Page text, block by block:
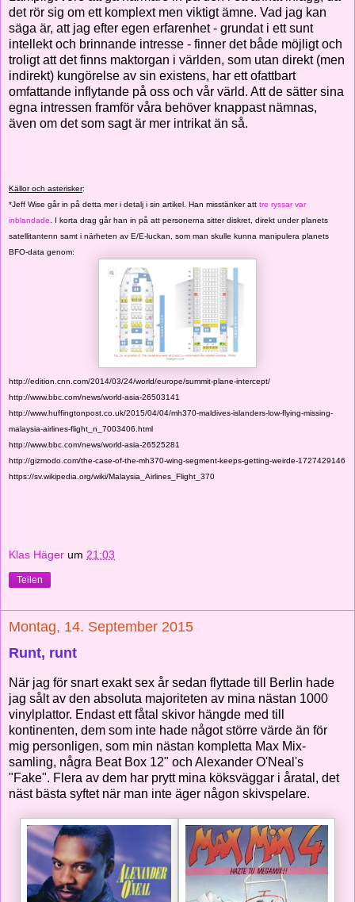
det rör sig om ett komplext men viktigt ämne. Vad jag kan
säga är, att jag efter egen erfarenhet - grundat i ett sunt
intellekt och brinnande intresse - finner det både möjligt och
troligt att det finns maktorgan i världen, som utan direkt (men
indirekt) kungörelse av sin existens, har ett ofattbart
omfattande inflytande på oss och vår värld. Att de sätter sina
egna intressen framför våra behöver knappast nämnas,
även om det som sagt är mer intrikat än så.
Källor och asterisker:
*Jeff Wise går in på detta mer i detalj i sin artikel. Han misstänker att tre ryssar var
inblandade . I korta drag går han in på att personerna sitter diskret, direkt under planets
satellitantenn samt i närheten av E/E-luckan, som man skulle kunna manipulera planets
BFO-data genom:
http://edition.cnn.com/2014/03/24/world/europe/summit-plane-intercept/
http://www.bbc.com/news/world-asia-26503141
http://www.huffingtonpost.co.uk/2015/04/04/mh370-maldives-islanders-low-flying-missing-
malaysia-airlines-flight_n_7003406.html
http://www.bbc.com/news/world-asia-26525281
http://gizmodo.com/the-case-of-the-mh370-wing-segment-keeps-getting-weirde-1727429146
https://sv.wikipedia.org/wiki/Malaysia_Airlines_Flight_370
Klas Häger um 21:03
Teilen
Montag, 14. September 2015
Runt, runt
När jag för snart exakt sex år sedan flyttade till Berlin hade
jag sålt av den absoluta majoriteten av mina nästan 1000
vinylplattor. Endast ett fåtal skivor hängde med till
kontinenten, dem som inte hade något större värde än för
mig personligen, som min nästan kompletta Max Mix-
samling, några Beat Box 12" och Alexander O'Neal's
"Fake". Flera av dem har prytt mina köksväggar i åratal, det
näst bästa syftet när man inte äger någon skivspelare.